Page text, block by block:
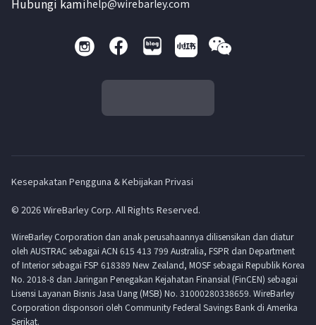
help@wirebarley.com
Kesepakatan Pengguna & Kebijakan Privasi
© 2026 WireBarley Corp. All Rights Reserved.
WireBarley Corporation dan anak perusahaannya dilisensikan dan diatur
oleh AUSTRAC sebagai ACN 615 413 799 Australia, FSPR dan Department
of Interior sebagai FSP 618389 New Zealand, MOSF sebagai Republik Korea
No. 2018-8 dan Jaringan Penegakan Kejahatan Finansial (FinCEN) sebagai
Lisensi Layanan Bisnis Jasa Uang (MSB) No. 31000280338659. WireBarley
Corporation disponsori oleh Community Federal Savings Bank di Amerika
Serikat.